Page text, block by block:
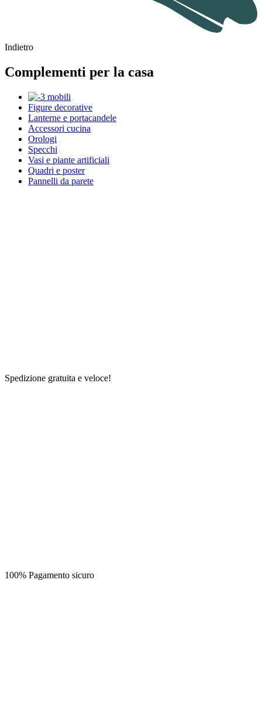
Indietro
Complementi per la casa
Figure decorative
Lanterne e portacandele
Accessori cucina
Orologi
Specchi
Vasi e piante artificiali
Quadri e poster
Pannelli da parete
Spedizione gratuita e veloce!
100% Pagamento sicuro